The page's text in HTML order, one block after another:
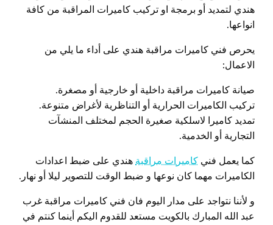
هندي لتمديد أو برمجة او تركيب كاميرات المراقبة من كافة
انواعها.
يحرص فني كاميرات مراقبة هندي على أداء ما يلي من
الاعمال:
صيانة كاميرات مراقبة داخلية أو خارجية أو مصغرة.
تركيب الكاميرات الحرارية أو التناظرية لأغراض متنوعة.
تمديد كاميرا لاسلكية صغيرة الحجم لمختلف المنشآت
التجارية أو الخدمية.
كما يعمل فني كاميرات مراقبة هندي على ضبط اعدادات
الكاميرات مهما كان نوعها و ضبط الوقت للتصوير ليلا أو نهار.
و لأننا نتواجد على مدار اليوم فان فني كاميرات مراقبة غرب
عبد الله المبارك بالكويت مستعد للقدوم اليكم أينما كنتم في